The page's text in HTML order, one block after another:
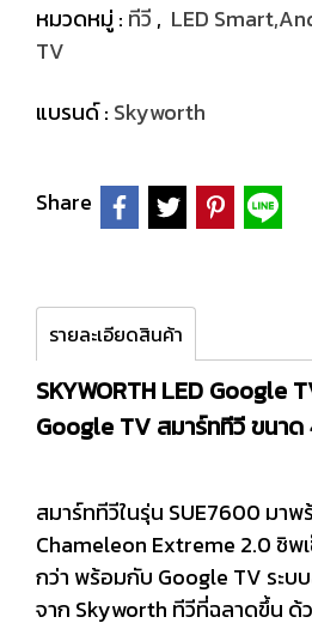
หมวดหมู่ : ทีวี , LED
TV
แบรนด์ : Skyworth
Share
รายละเอียดสินค้า
SKYWORTH LED Google
Google TV สมาร์ททีวี ขนา
สมาร์ททีวีในรุ่น SUE7600 มา
Chameleon Extreme 2.0 ชิพ
กว่า พร้อมกับ Google TV ระบ
จาก Skyworth ทีวีที่ฉลาดขึ้น ด้